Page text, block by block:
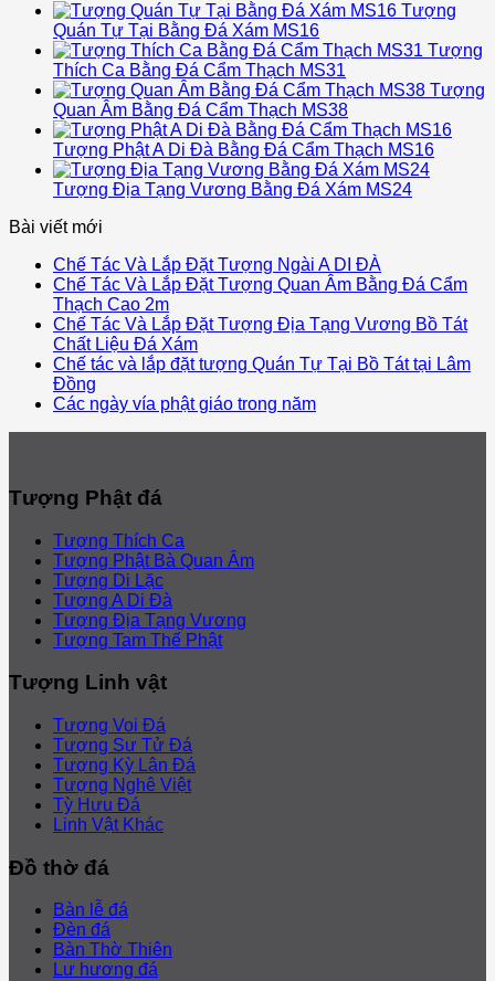
Tượng
Quán Tự Tại Bằng Đá Xám MS16
Tượng
Thích Ca Bằng Đá Cẩm Thạch MS31
Tượng
Quan Âm Bằng Đá Cẩm Thạch MS38
Tượng Phật A Di Đà Bằng Đá Cẩm Thạch MS16
Tượng Địa Tạng Vương Bằng Đá Xám MS24
Bài viết mới
Chế Tác Và Lắp Đặt Tượng Ngài A DI ĐÀ
Chế Tác Và Lắp Đặt Tượng Quan Âm Bằng Đá Cẩm
Thạch Cao 2m
Chế Tác Và Lắp Đặt Tượng Địa Tạng Vương Bồ Tát
Chất Liệu Đá Xám
Chế tác và lắp đặt tượng Quán Tự Tại Bồ Tát tại Lâm
Đồng
Các ngày vía phật giáo trong năm
Tượng Phật đá
Tượng Thích Ca
Tượng Phật Bà Quan Âm
Tượng Di Lặc
Tượng A Di Đà
Tượng Địa Tạng Vương
Tượng Tam Thế Phật
Tượng Linh vật
Tượng Voi Đá
Tượng Sư Tử Đá
Tượng Kỳ Lân Đá
Tượng Nghê Việt
Tỳ Hưu Đá
Linh Vật Khác
Đồ thờ đá
Bàn lễ đá
Đèn đá
Bàn Thờ Thiên
Lư hương đá